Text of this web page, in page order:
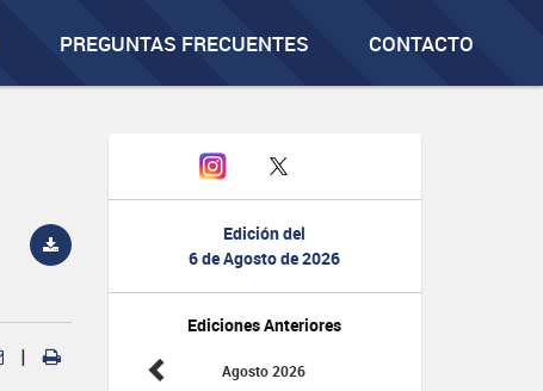
PREGUNTAS FRECUENTES CONTACTO
Edición del
6 de Agosto de 2026
Ediciones Anteriores
Agosto 2026
|